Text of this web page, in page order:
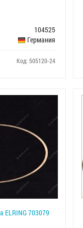
104525
Германия
Код: 505120-24
ELRING 703079